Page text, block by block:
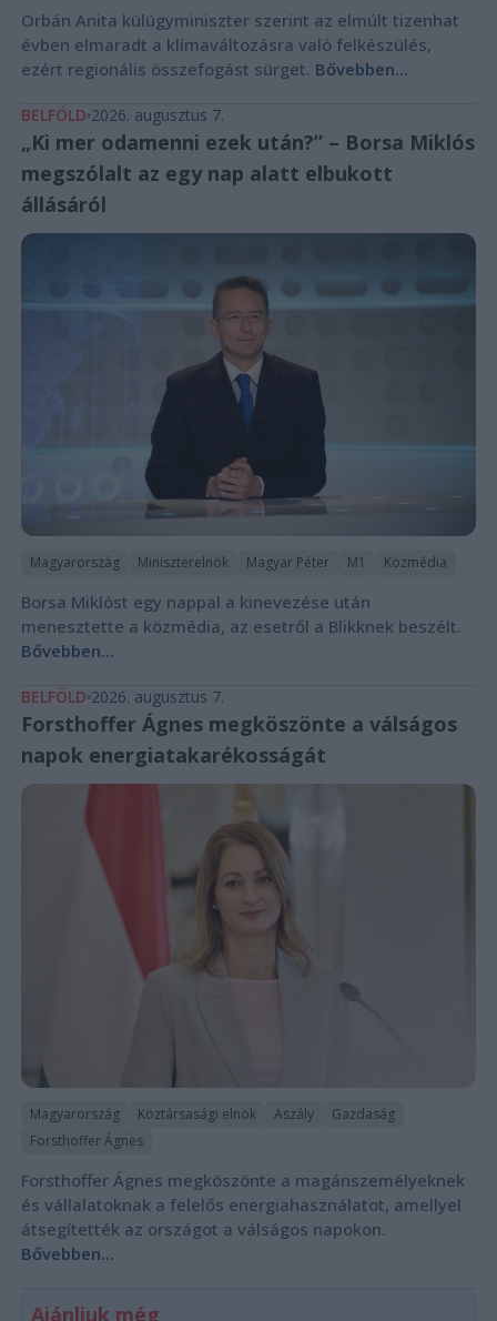
Orbán Anita külügyminiszter szerint az elmúlt tizenhat
évben elmaradt a klímaváltozásra való felkészülés,
ezért regionális összefogást sürget. Bővebben...
BELFÖLD 2026. augusztus 7.
„Ki mer odamenni ezek után?” – Borsa Miklós
megszólalt az egy nap alatt elbukott
állásáról
Magyarország Miniszterelnök Magyar Péter M1 Közmédia
Borsa Miklóst egy nappal a kinevezése után
menesztette a közmédia, az esetről a Blikknek beszélt.
Bővebben...
BELFÖLD 2026. augusztus 7.
Forsthoffer Ágnes megköszönte a válságos
napok energiatakarékosságát
Magyarország Köztársasági elnök Aszály
Gazdaság
Forsthoffer Ágnes
Forsthoffer Ágnes megköszönte a magánszemélyeknek
és vállalatoknak a felelős energiahasználatot, amellyel
átsegítették az országot a válságos napokon.
Bővebben...
Ajánljuk még